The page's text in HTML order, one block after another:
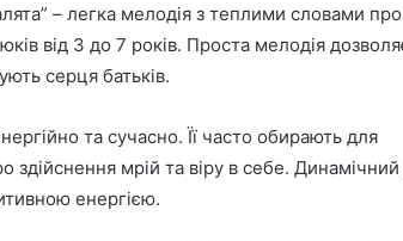
– легка мелодія з теплими словами про
від 3 до 7 років. Проста мелодія
серця батьків.
та сучасно. Її часто обирають для
здійснення мрій та віру в себе.
енергією.